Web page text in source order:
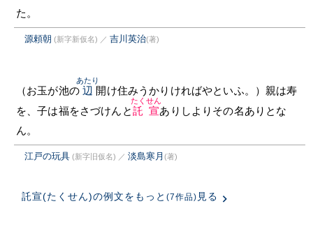
た。
源頼朝 (新字新仮名) ／ 吉川英治(著)
（お玉が池の 辺
あたり
開け住みうかりければやといふ。）親は寿
を、子は福をさづけんと 託宣
たくせん
ありしよりその名ありとな
ん。
江戸の玩具 (新字旧仮名) ／ 淡島寒月 (著)
託宣(たくせん)の例文をもっと (7作品) 見る